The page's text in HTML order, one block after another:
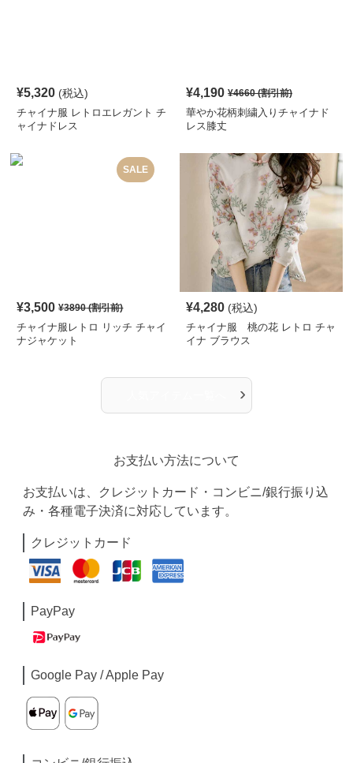
¥5,320 (税込)
チャイナ服 レトロエレガント チ
ャイナドレス
¥4,190 ¥4660(割引前)
華やか花柄刺繍入りチャイナド
レス膝丈
SALE
¥3,500 ¥3890(割引前)
チャイナ服レトロ リッチ チャイ
ナジャケット
¥4,280 (税込)
チャイナ服 桃の花 レトロ チャ
イナ ブラウス
›
お支払い方法について
お支払いは、クレジットカード・コンビニ/銀行振り込
み・各種電子決済に対応しています。
クレジットカード
PayPay
Google Pay / Apple Pay